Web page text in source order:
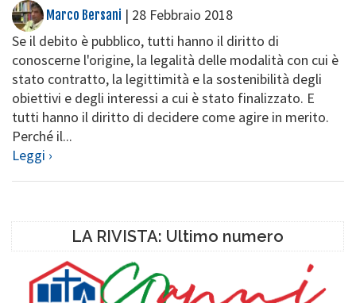
Marco Bersani | 28 Febbraio 2018
Se il debito è pubblico, tutti hanno il diritto di
conoscerne l'origine, la legalità delle modalità con cui è
stato contratto, la legittimità e la sostenibilità degli
obiettivi e degli interessi a cui è stato finalizzato. E
tutti hanno il diritto di decidere come agire in merito.
Perché il...
Leggi ›
LA RIVISTA: Ultimo numero